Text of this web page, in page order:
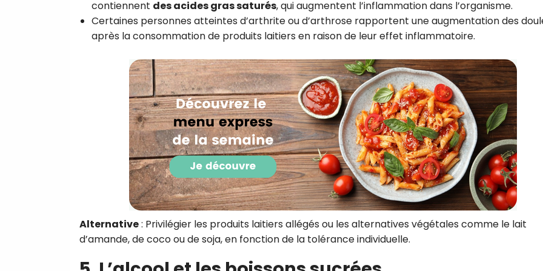
contiennent des acides gras saturés, qui augmentent l’inflammation dans l’organisme.
Certaines personnes atteintes d’arthrite ou d’arthrose rapportent une augmentation des
après la consommation de produits laitiers en raison de leur effet inflammatoire.
Alternative: Privilégier les produits laitiers allégés ou les alternatives végétales comme le lait
d’amande, de coco ou de soja, en fonction de la tolérance individuelle.